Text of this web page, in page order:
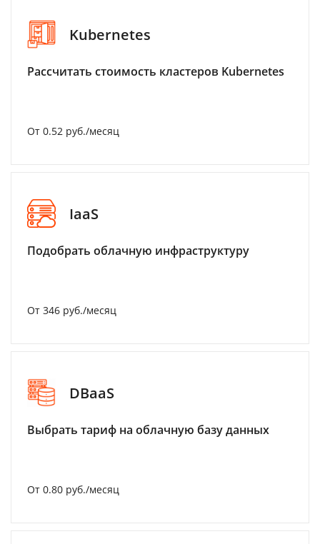
Kubernetes
Рассчитать стоимость кластеров Kubernetes
От 0.52 руб./месяц
IaaS
Подобрать облачную инфраструктуру
От 346 руб./месяц
DBaaS
Выбрать тариф на облачную базу данных
От 0.80 руб./месяц